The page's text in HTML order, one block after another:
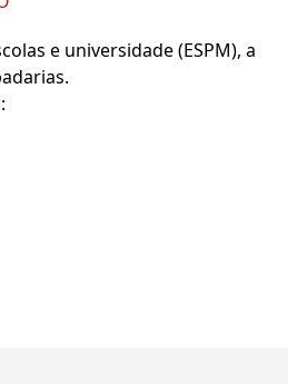
e universidade (ESPM), a